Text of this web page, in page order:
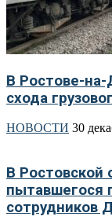
В Ростове-на-
схода
НОВОСТИ 30
В Ростовской
пытавшегося
сотрудников